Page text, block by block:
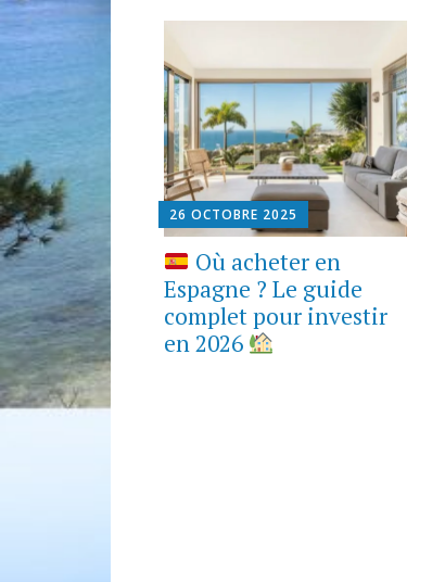
26 OCTOBRE 2025
Où acheter en
Espagne ? Le guide
complet pour investir
en 2026